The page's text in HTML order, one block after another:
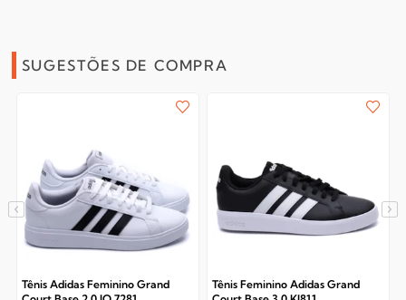
SUGESTÕES DE COMPRA
Tênis Adidas Feminino Grand
Tênis Feminino Adidas Grand